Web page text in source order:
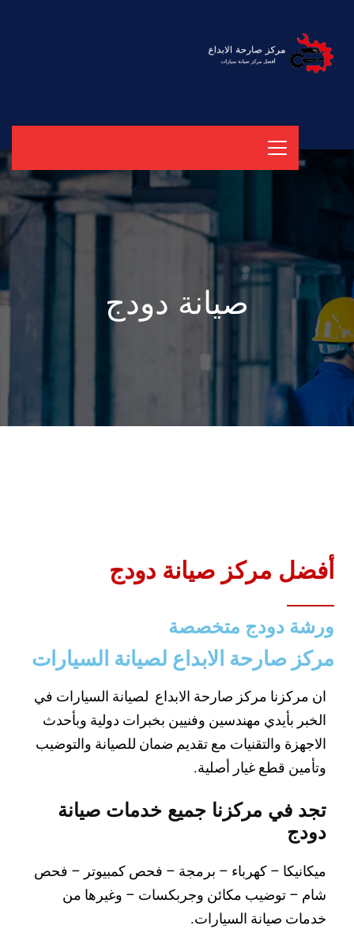
صيانة دودج
أفضل مركز صيانة دودج
ورشة دودج متخصصة
مركز صارحة الابداع لصيانة السيارات
ان مركزنا مركز صارحة الابداع لصيانة السيارات في
الخبر بأيدي مهندسين وفنيين بخبرات دولية وبأحدث
الاجهزة والتقنيات مع تقديم ضمان للصيانة والتوضيب
وتأمين قطع غيار أصلية.
تجد في مركزنا جميع خدمات صيانة
دودج
ميكانيكا – كهرباء – برمجة – فحص كمبيوتر – فحص
شام – توضيب مكائن وجربكسات – وغيرها من
خدمات صيانة السيارات.